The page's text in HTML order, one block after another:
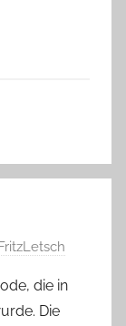
die in
Die